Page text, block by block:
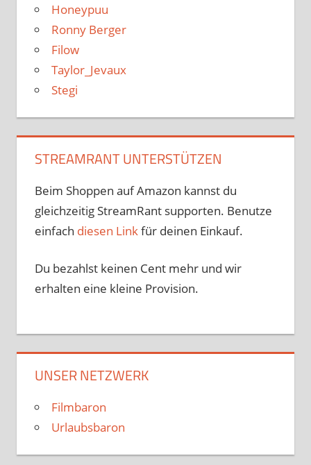
Honeypuu
Ronny Berger
Filow
Taylor_Jevaux
Stegi
STREAMRANT UNTERSTÜTZEN
Beim Shoppen auf Amazon kannst du
gleichzeitig StreamRant supporten. Benutze
einfach diesen Linkfür deinen Einkauf.
Du bezahlst keinen Cent mehr und wir
erhalten eine kleine Provision.
UNSER NETZWERK
Filmbaron
Urlaubsbaron